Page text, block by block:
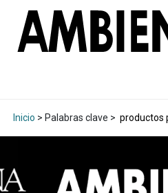
Inicio > Palabras clave > productos